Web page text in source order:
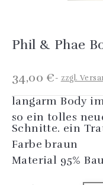
Phil & Phae
34,00 € zzgl.
langarm Body
so ein tolles
Schnitte. ein
Farbe braun
Material 95%